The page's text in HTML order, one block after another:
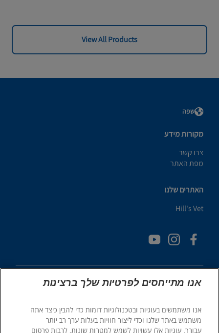
View All Products
שפה
מקורות מידע
צרו קשר
מפת האתר
האתרים שלנו
Hill's Vet
© 2025 Hill's Pet Nutrition, Inc.
כֹּל הַזְכוּיוֹת שְׁמוּרוֹת.
אנו מתייחסים לפרטיות שלך ברצינות
אנו משתמשים בעוגיות ובטכנולוגיות דומות כדי להבין כיצד אתה
משתמש באתר שלנו וכדי ליצור חוויות בעלות ערך רב יותר
עבורך. עוגיות אלו עשויות לשמש למטרות שונות, לרבות פרסום